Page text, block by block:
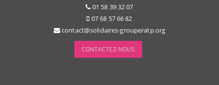
01 58 39 32 07
07 68 57 66 82
contact@solidaires-grouperatp.org
CONTACTEZ-NOUS